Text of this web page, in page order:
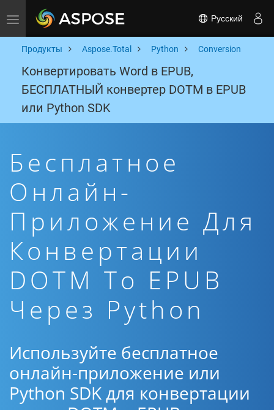
Toggle navigation Русский
Продукты Aspose.Total Python Conversion
Конвертировать Word в EPUB,
БЕСПЛАТНЫЙ конвертер DOTM в EPUB
или Python SDK
Бесплатное
Онлайн-
Приложение Для
Конвертации
DOTM To EPUB
Через Python
Используйте бесплатное
онлайн-приложение или
Python SDK для конвертации